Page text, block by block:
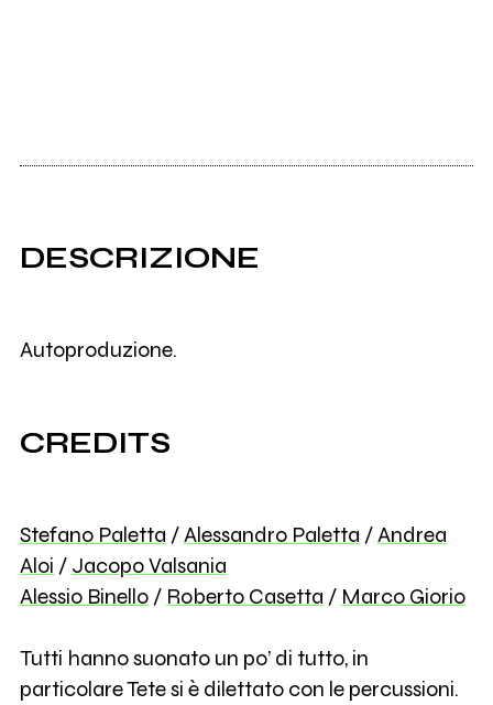
DESCRIZIONE
Autoproduzione.
CREDITS
Stefano Paletta /Alessandro Paletta /Andrea
Aloi / Jacopo Valsania
Alessio Binello/ Roberto Casetta / Marco Giorio
Tutti hanno suonato un po’ di tutto, in
particolare Tete si è dilettato con le percussioni.